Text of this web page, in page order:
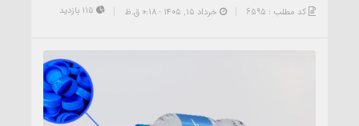
کد مطلب : 6595 خرداد ۱۵, ۱۴۰۵ - 0:18 ق.ظ